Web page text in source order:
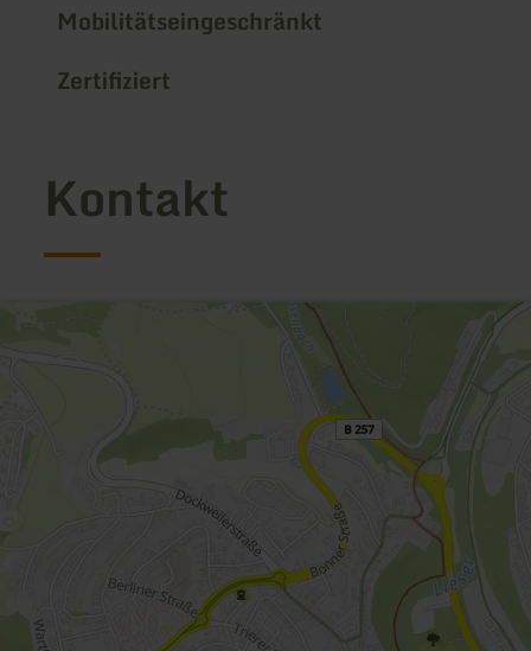
Mobilitätseingeschränkt
Zertifiziert
Kontakt